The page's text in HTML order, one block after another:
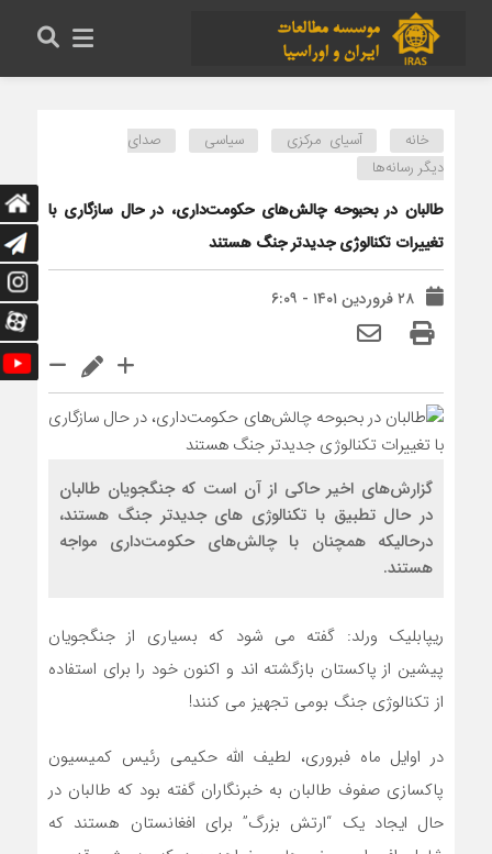
خانه آسیای مرکزی سیاسی
صدای
دیگر رسانه‌ها
طالبان در بحبوحه چالش‌های حکومت‌داری، در حال سازگاری با
تغییرات تکنالوژی جدیدتر جنگ هستند
۲۸ فروردین ۱۴۰۱ - ۶:۰۹
گزارش‌های اخیر حاکی از آن است که جنگجویان طالبان
در حال تطبیق با تکنالوژی های جدیدتر جنگ هستند،
درحالیکه همچنان با چالش‌های حکومت‌داری مواجه
هستند.
ریپابلیک ورلد: گفته می شود که بسیاری از جنگجویان
پیشین از پاکستان بازگشته اند و اکنون خود را برای استفاده
از تکنالوژی جنگ بومی تجهیز می کنند!
در اوایل ماه فبروری، لطیف الله حکیمی رئیس کمیسیون
پاکسازی صفوف طالبان به خبرنگاران گفته بود که طالبان در
حال ایجاد یک “ارتش بزرگ” برای افغانستان هستند که